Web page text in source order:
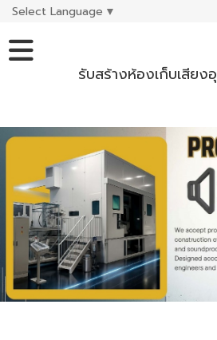
Select Language ▼
รับสร้างห้องเก็บเสียง